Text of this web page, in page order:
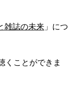
雑誌の未来 」につ
くことができま